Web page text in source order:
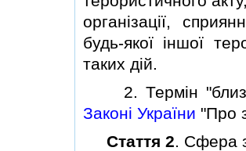
органiзацiї,
будь-якої iншої
таких дiй.
2. Термiн
Законi України "Про
Стаття 2. Сфера